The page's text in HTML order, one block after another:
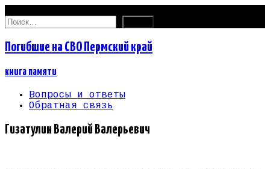
Найти:
Погибшие на СВО Пермский край
книга памяти
Вопросы и ответы
Обратная связь
Гизатулин Валерий Валерьевич